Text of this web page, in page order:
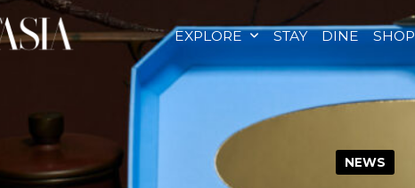
EXPLORE STAY DINE SHOP
NEWS